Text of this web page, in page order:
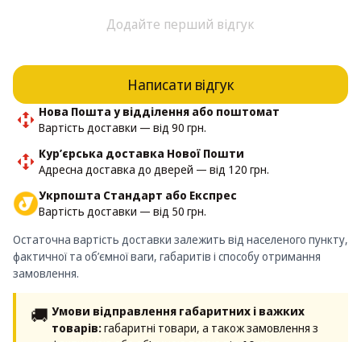
Додайте перший відгук
Написати відгук
Нова Пошта у відділення або поштомат
Вартість доставки — від 90 грн.
Кур’єрська доставка Нової Пошти
Адресна доставка до дверей — від 120 грн.
Укрпошта Стандарт або Експрес
Вартість доставки — від 50 грн.
Остаточна вартість доставки залежить від населеного пункту,
фактичної та об’ємної ваги, габаритів і способу отримання
замовлення.
🚚 Умови відправлення габаритних і важких
товарів:габаритні товари, а також замовлення з